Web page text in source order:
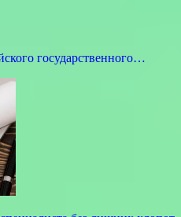
государственного…